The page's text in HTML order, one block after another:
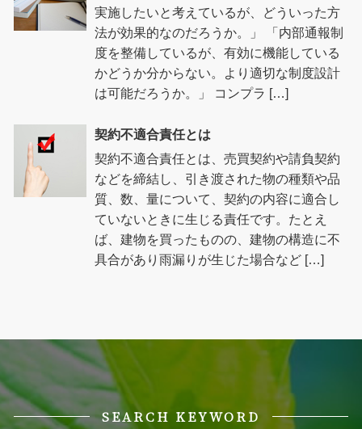
実施したいと考えているが、どういった方
法が効果的なのだろうか。」 「内部通報制
度を整備しているが、有効に機能している
かどうか分からない。より適切な制度設計
は可能だろうか。」 コンプラ […]
契約不適合責任とは
契約不適合責任とは、売買契約や請負契約
などを締結し、引き渡された物の種類や品
質、数、量について、契約の内容に適合し
ていないときに生じる責任です。たとえ
ば、建物を買ったものの、建物の構造に不
具合があり雨漏りが生じた場合など […]
SEARCH KEYWORD